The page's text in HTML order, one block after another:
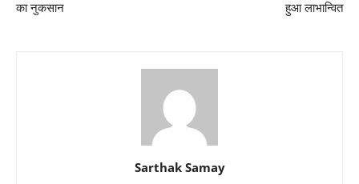
का नुकसान
हुआ लाभान्वित
Sarthak Samay